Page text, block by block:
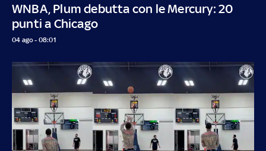
WNBA, Plum debutta con le Mercury: 20
punti a Chicago
04 ago - 08:01